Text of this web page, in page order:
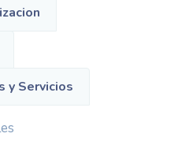
y Servicios